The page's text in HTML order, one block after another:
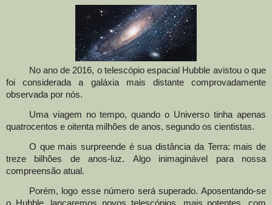
No ano de 2016, o telescópio espacial Hubble avistou o que
foi considerada a galáxia mais distante comprovadamente
observada por nós.
Uma viagem no tempo, quando o Universo tinha apenas
quatrocentos e oitenta milhões de anos, segundo os cientistas.
O que mais surpreende é sua distância da Terra: mais de
treze bilhões de anos- luz. Algo inimaginável para nossa
compreensão atual.
Porém, logo esse número será superado. Aposentando-se